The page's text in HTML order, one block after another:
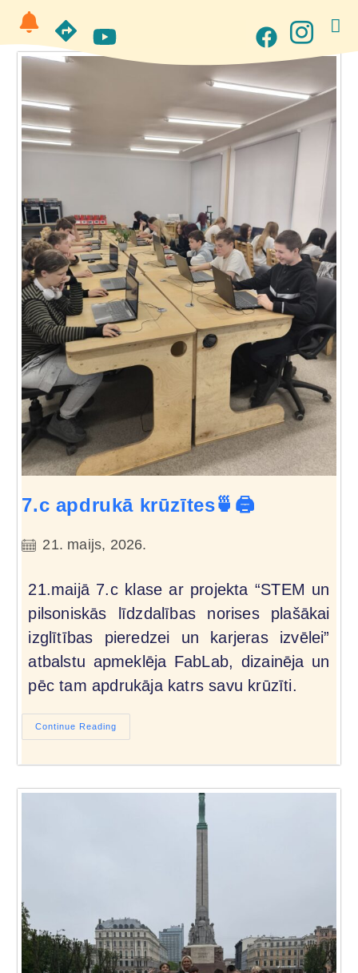
7.c apdrukā krūzītes🍵🖨️
21. maijs, 2026.
21.maijā 7.c klase ar projekta “STEM un
pilsoniskās līdzdalības norises plašākai
izglītības pieredzei un karjeras izvēlei”
atbalstu apmeklēja FabLab, dizainēja un
pēc tam apdrukāja katrs savu krūzīti.
Continue Reading